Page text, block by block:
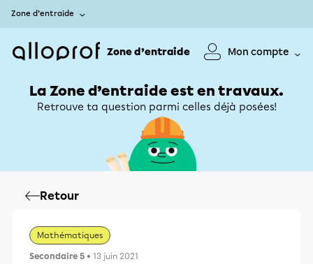
Zone d’entraide
Zone d’entraide Mon compte
La Zone d’entraide est en travaux.
Retrouve ta question parmi celles déjà posées!
Retour
Mathématiques
Secondaire 5 • 13 juin 2021